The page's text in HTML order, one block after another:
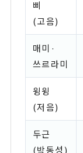
삐
(고음)
매미·
쓰르라미
윙윙
(저음)
두근
(박동성)